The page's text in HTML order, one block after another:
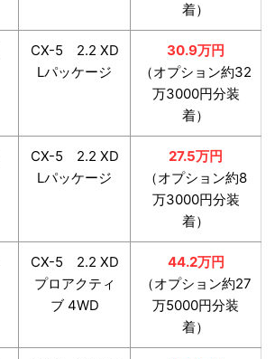
着）
CX-5 2.2 XD
Lパッケージ
30.9万円
（オプション約32
万3000円分装
着）
CX-5 2.2 XD
Lパッケージ
27.5万円
（オプション約8
万3000円分装
着）
CX-5 2.2 XD
プロアクティ
ブ 4WD
44.2万円
（オプション約27
万5000円分装
着）